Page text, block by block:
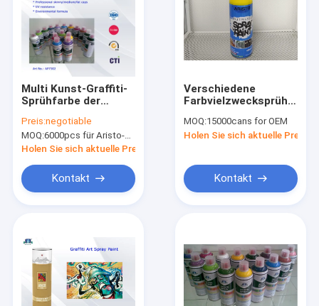
Multi Kunst-Graffiti-
Sprühfarbe der
Wand-/Haus-
Dekoration
Preis:negotiable
MOQ:6000pcs für Aristo-Marke, 15000pcs für Kundenmarke
Holen Sie sich aktuelle Preis
Kontakt
Verschiedene
Farbvielzwecksprühfarbe
Holz/Metall/Plastik/
MOQ:15000cans for OEM
Holen Sie sich aktuelle Preis
Kontakt